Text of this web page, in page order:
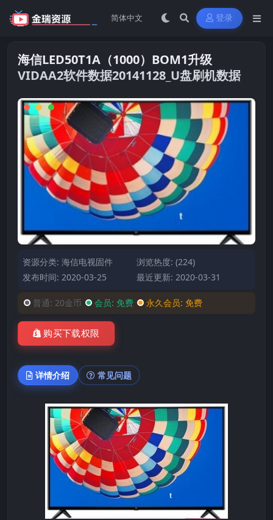
登录
海信LED50T1A（1000）BOM1升级
VIDAA2软件数据20141128_U盘刷机数据
资源分类: 海信电视固件
浏览热度: (224)
发布时间: 2020-03-25
最近更新: 2020-03-31
普通: 20金币 会员: 免费 永久会员: 免费
购买下载权限
详情介绍 常见问题